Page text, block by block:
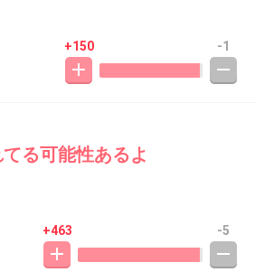
+150 -1
る可能性あるよ
+463 -5